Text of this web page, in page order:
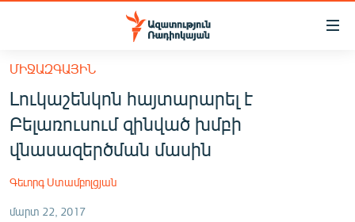
Մատչելիության
հիմնական
բովանդակությանը
Անցնել
հիմնական
մենյուին
ՀԱՅԱՍՏԱՆ
ՔԱՂԱՔԱԿԱՆ
ՄԻՋԱԶԳԱՅԻՆ
Լուկաշենկոն հայտարարել է
Բելառուսում զինված խմբի
վնասազերծման մասին
Գեւորգ Ստամբոլցյան
մարտ 22, 2017